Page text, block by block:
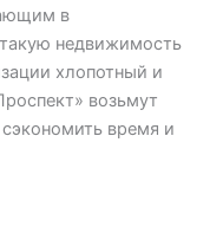
в
недвижимость
хлопотный и
возьмут
время и